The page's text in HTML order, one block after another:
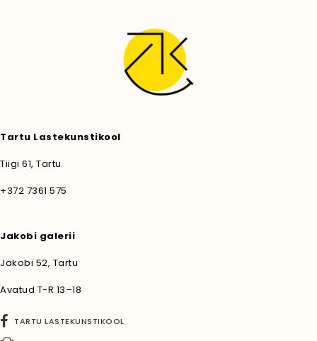
Tartu Lastekunstikool
Tiigi 61, Tartu
+372 7361 575
Jakobi galerii
Jakobi 52, Tartu
Avatud T-R 13–18
TARTU LASTEKUNSTIKOOL